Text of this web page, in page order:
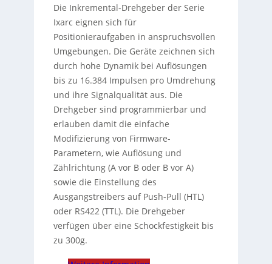
Die Inkremental-Drehgeber der Serie
Ixarc eignen sich für
Positionieraufgaben in anspruchsvollen
Umgebungen. Die Geräte zeichnen sich
durch hohe Dynamik bei Auflösungen
bis zu 16.384 Impulsen pro Umdrehung
und ihre Signalqualität aus. Die
Drehgeber sind programmierbar und
erlauben damit die einfache
Modifizierung von Firmware-
Parametern, wie Auflösung und
Zählrichtung (A vor B oder B vor A)
sowie die Einstellung des
Ausgangstreibers auf Push-Pull (HTL)
oder RS422 (TTL). Die Drehgeber
verfügen über eine Schockfestigkeit bis
zu 300g.